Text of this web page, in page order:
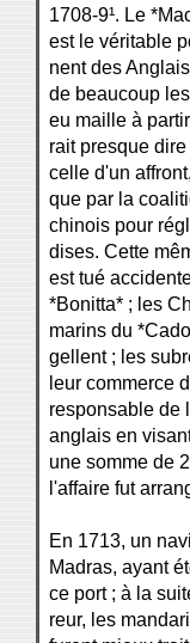
1708-9¹. Le
est le véritable
nent des
de beaucoup
eu maille à
rait presque
celle d'un
que par la
chinois pour
dises. Cette
est tué
*Bonitta* ; les
marins du
gellent ; les
leur commerce
responsable de
anglais en
une somme de
l'affaire fut
En 1713, un
Madras, ayant
ce port ; à la
reur, les